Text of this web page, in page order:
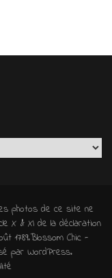
photos de ce site ne
X & XI de la déclaration
1789.Blossom Chic -
par WordPress.